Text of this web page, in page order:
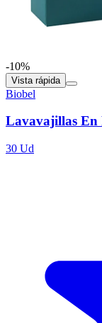
-10%
Vista rápida
Biobel
Lavavajillas En
30 Ud